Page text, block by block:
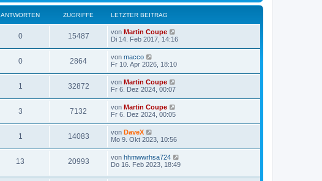
ANTWORTEN ZUGRIFFE LETZTER BEITRAG
0 15487 von Martin Coupe
Di 14. Feb 2017, 14:16
0 2864 von macco
Fr 10. Apr 2026, 18:10
1 32872 von Martin Coupe
Fr 6. Dez 2024, 00:07
3 7132 von Martin Coupe
Fr 6. Dez 2024, 00:05
1 14083 von DaveX
Mo 9. Okt 2023, 10:56
13 20993 von hhmwwrhsa724
Do 16. Feb 2023, 18:49